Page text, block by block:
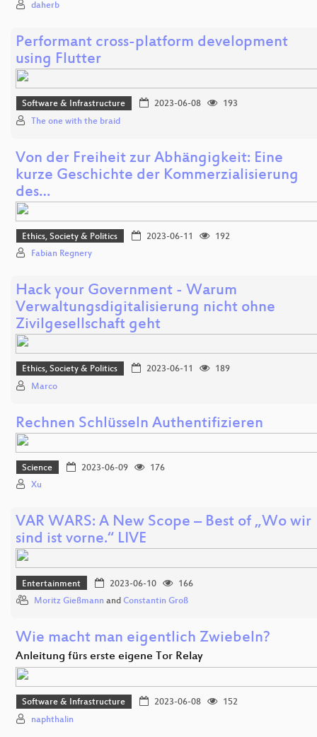
daherb
Performant cross-platform development
using Flutter
Software & Infrastructure 2023-06-08
193
The one with the braid
Von der Freiheit zur Abhängigkeit: Eine
kurze Geschichte der Kommerzialisierung
des…
Ethics, Society & Politics 2023-06-11
192
Fabian Regnery
Hack your Government - Warum
Verwaltungsdigitalisierung nicht ohne
Zivilgesellschaft geht
Ethics, Society & Politics 2023-06-11
189
Marco
Rechnen Schlüsseln Authentifizieren
Science 2023-06-09
176
Xu
VAR WARS: A New Scope – Best of „Wo wir
sind ist vorne.“ LIVE
Entertainment 2023-06-10
166
Moritz Gießmann and Constantin Groß
Wie macht man eigentlich Zwiebeln?
Anleitung fürs erste eigene Tor Relay
Software & Infrastructure 2023-06-08
152
naphthalin